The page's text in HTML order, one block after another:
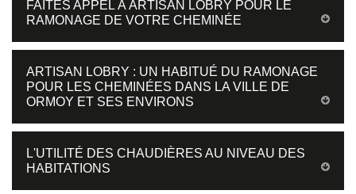
FAITES APPEL À ARTISAN LOBRY POUR LE
RAMONAGE DE VOTRE CHEMINÉE
ARTISAN LOBRY : UN HABITUÉ DU RAMONAGE
POUR LES CHEMINÉES DANS LA VILLE DE
ORMOY ET SES ENVIRONS
L'UTILITÉ DES CHAUDIÈRES AU NIVEAU DES
HABITATIONS